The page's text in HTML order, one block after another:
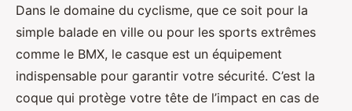
Quels sont les critères pour
choisir un casque de vélo pour la
pratique du BMX?
Charlie•28 avril 2024 •6 min de lecture
Dans le domaine du cyclisme, que ce soit pour la
simple balade en ville ou pour les sports extrêmes
comme le BMX, le casque est un équipement
indispensable pour garantir votre sécurité. C’est la
coque qui protège votre tête de l’impact en cas de